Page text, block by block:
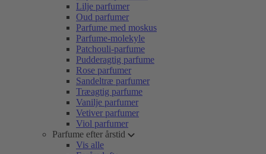
Lilje parfumer
Oud parfumer
Parfume med moskus
Parfume-molekyle
Patchouli-parfume
Pudderagtig parfume
Rose parfumer
Sandeltræ parfumer
Træagtig parfume
Vanilje parfumer
Vetiver parfumer
Viol parfumer
Parfume efter årstid
Vis alle